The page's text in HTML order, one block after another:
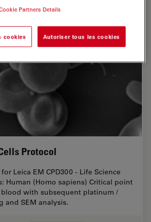
Protocol
Leica EM CPD300 - Life Science
Human (Homo sapiens) Critical point
with subsequent platinum /
and SEM analysis.
Partners Details
cookies Autoriser tous les cookies